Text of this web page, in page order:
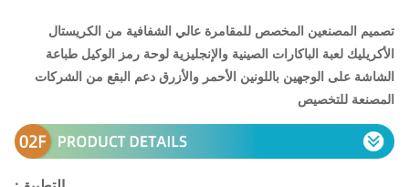
تصميم المصنعين المخصص للمقامرة عالي الشفافية من الكريستال
الأكريليك لعبة الباكارات الصينية والإنجليزية لوحة رمز الوكيل طباعة
الشاشة على الوجهين باللونين الأحمر والأزرق دعم البقع من الشركات
المصنعة للتخصيص